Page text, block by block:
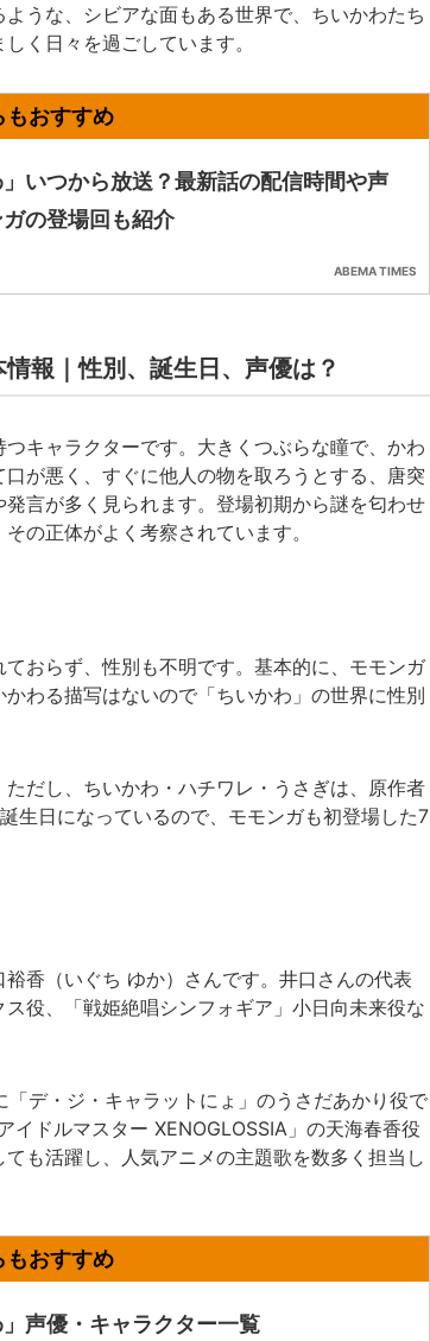
うな、シビアな面もある世界で、ちいかわたち
く日々を過ごしています。
」いつから放送？最新話の配信時間や声
の登場回も紹介
ABEMA TIMES
報｜性別、誕生日、声優は？
キャラクターです。大きくつぶらな瞳で、かわ
が悪く、すぐに他人の物を取ろうとする、唐突
言が多く見られます。登場初期から謎を匂わせ
の正体がよく考察されています。
おらず、性別も不明です。基本的に、モモンガ
わる描写はないので「ちいかわ」の世界に性別
だし、ちいかわ・ハチワレ・うさぎは、原作者
生日になっているので、モモンガも初登場した7
香（いぐち ゆか）さんです。井口さんの代表
役、「戦姫絶唱シンフォギア」小日向未来役な
デ・ジ・キャラットにょ」のうさだあかり役で
ドルマスター XENOGLOSSIA」の天海春香役
も活躍し、人気アニメの主題歌を数多く担当し
」声優・キャラクター一覧